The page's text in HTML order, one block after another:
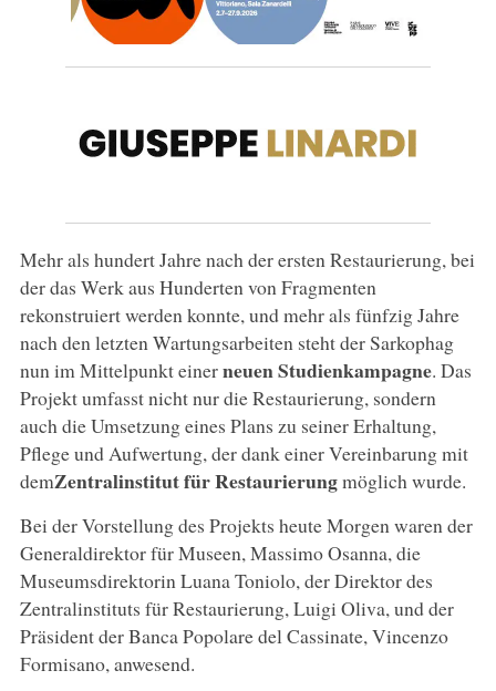
Mehr als hundert Jahre nach der ersten Restaurierung, bei
der das Werk aus Hunderten von Fragmenten
rekonstruiert werden konnte, und mehr als fünfzig Jahre
nach den letzten Wartungsarbeiten steht der Sarkophag
nun im Mittelpunkt einerneuen Studienkampagne. Das
Projekt umfasst nicht nur die Restaurierung, sondern
auch die Umsetzung eines Plans zu seiner Erhaltung,
Pflege und Aufwertung, der dank einer Vereinbarung mit
demZentralinstitut für Restaurierungmöglich wurde.
Bei der Vorstellung des Projekts heute Morgen waren der
Generaldirektor für Museen, Massimo Osanna, die
Museumsdirektorin Luana Toniolo, der Direktor des
Zentralinstituts für Restaurierung, Luigi Oliva, und der
Präsident der Banca Popolare del Cassinate, Vincenzo
Formisano, anwesend.